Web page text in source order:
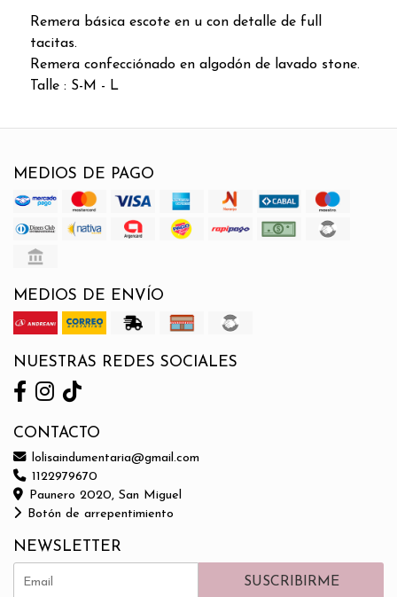
Remera básica escote en u con detalle de full
tacitas.
Remera confecciónado en algodón de lavado stone.
Talle : S-M - L
MEDIOS DE PAGO
MEDIOS DE ENVÍO
NUESTRAS REDES SOCIALES
CONTACTO
lolisaindumentaria@gmail.com
1122979670
Paunero 2020, San Miguel
Botón de arrepentimiento
NEWSLETTER
SUSCRIBIRME